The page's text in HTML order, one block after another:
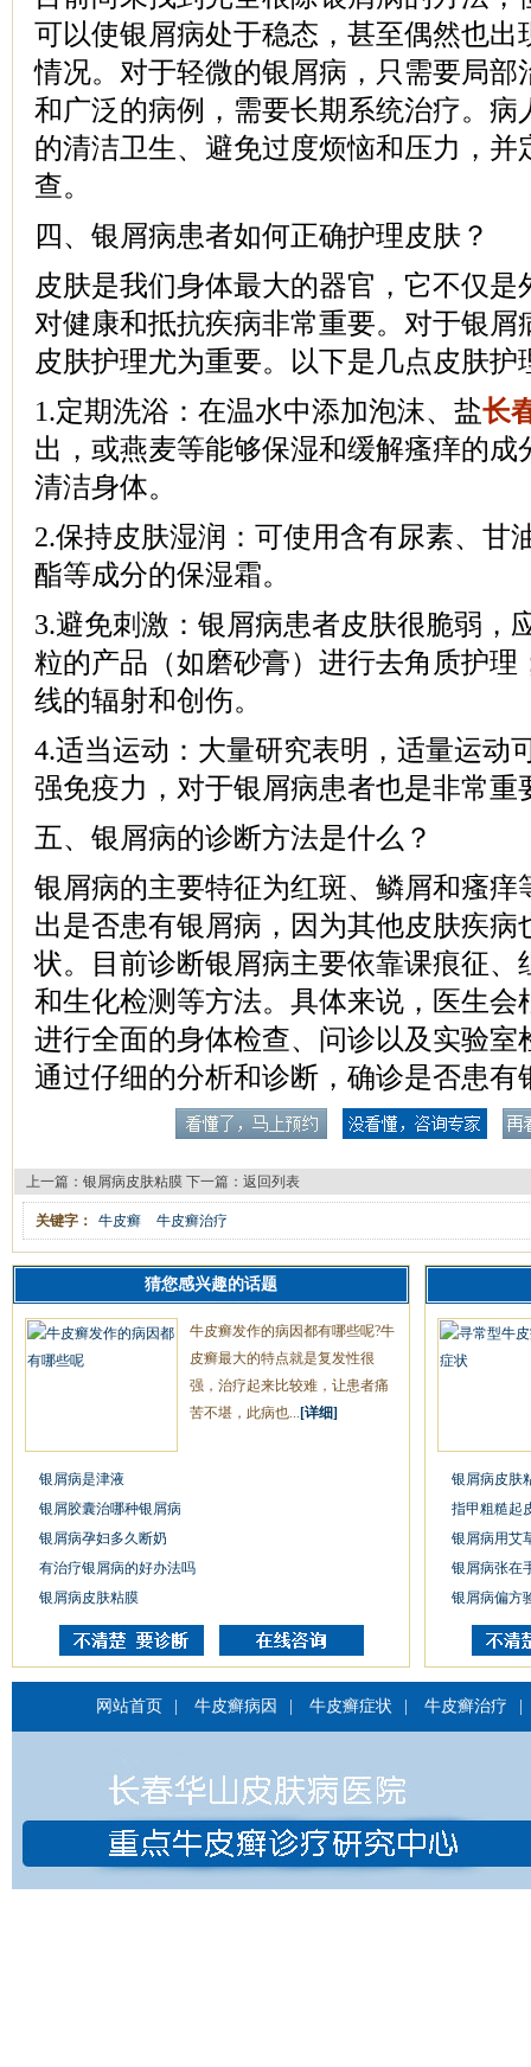
可以使银屑病处于稳态，甚至偶然也出
情况。对于轻微的银屑病，只需要局部
和广泛的病例，需要长期系统治疗。病
的清洁卫生、避免过度烦恼和压力，并
查。
四、银屑病患者如何正确护理皮肤？
皮肤是我们身体最大的器官，它不仅是
对健康和抵抗疾病非常重要。对于银屑
皮肤护理尤为重要。以下是几点皮肤护
1.定期洗浴：在温水中添加泡沫、盐长
出，或燕麦等能够保湿和缓解瘙痒的成
清洁身体。
2.保持皮肤湿润：可使用含有尿素、甘
酯等成分的保湿霜。
3.避免刺激：银屑病患者皮肤很脆弱，
粒的产品（如磨砂膏）进行去角质护理
线的辐射和创伤。
4.适当运动：大量研究表明，适量运动
强免疫力，对于银屑病患者也是非常重
五、银屑病的诊断方法是什么？
银屑病的主要特征为红斑、鳞屑和瘙痒
出是否患有银屑病，因为其他皮肤疾病
状。目前诊断银屑病主要依靠课痕征、
和生化检测等方法。具体来说，医生会
进行全面的身体检查、问诊以及实验室
通过仔细的分析和诊断，确诊是否患有
上一篇： 银屑病皮肤粘膜 下一篇： 返回列表
关键字： 牛皮癣 牛皮癣治疗
猜您感兴趣的话题
牛皮癣发作的病因都有哪些呢?牛
皮癣最大的特点就是复发性很
强，治疗起来比较难，让患者痛
苦不堪，此病也... [详细]
银屑病是津液
银屑胶囊治哪种银屑病
银屑病孕妇多久断奶
有治疗银屑病的好办法吗
银屑病皮肤粘膜
银屑病皮肤
指甲粗糙起
银屑病用艾
银屑病张在
银屑病偏方
网站首页 牛皮癣病因 牛皮癣症状 牛皮癣治疗